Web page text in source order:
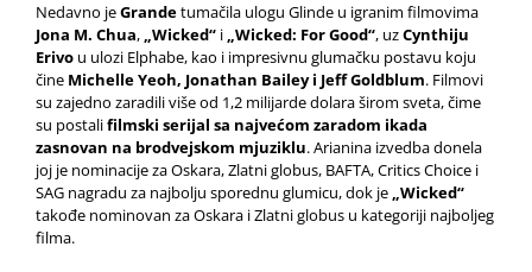
Nedavno jeGrandetumačila ulogu Glinde u igranim filmovima
Jona M. Chua, „Wicked“ i „Wicked: For Good“, uzCynthiju
Erivo u ulozi Elphabe, kao i impresivnu glumačku postavu koju
čine Michelle Yeoh, Jonathan Bailey i Jeff Goldblum. Filmovi
su zajedno zaradili više od 1,2 milijarde dolara širom sveta, čime
su postalifilmski serijal sa najvećom zaradom ikada
zasnovan na brodvejskom mjuziklu. Arianina izvedba donela
joj je nominacije za Oskara, Zlatni globus, BAFTA, Critics Choice i
SAG nagradu za najbolju sporednu glumicu, dok je „Wicked“
takođe nominovan za Oskara i Zlatni globus u kategoriji najboljeg
filma.